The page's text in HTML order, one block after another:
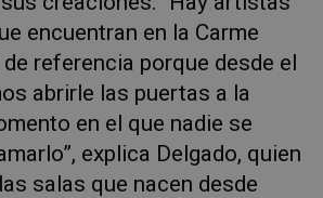
encuentran en la Carme
referencia porque desde el
abrirle las puertas a la
en el que nadie se
explica Delgado, quien
salas que nacen desde